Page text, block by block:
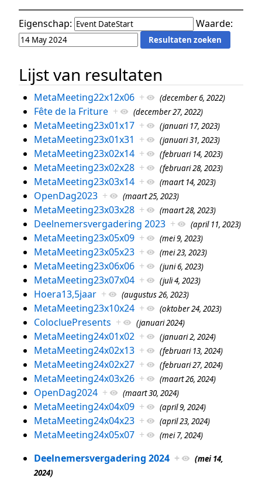
Eigenschap: Waarde:
Lijst van resultaten
MetaMeeting22x12x06 + (december 6, 2022)
Fête de la Friture + (december 27, 2022)
MetaMeeting23x01x17 + (januari 17, 2023)
MetaMeeting23x01x31 + (januari 31, 2023)
MetaMeeting23x02x14 + (februari 14, 2023)
MetaMeeting23x02x28 + (februari 28, 2023)
MetaMeeting23x03x14 + (maart 14, 2023)
OpenDag2023 + (maart 25, 2023)
MetaMeeting23x03x28 + (maart 28, 2023)
Deelnemersvergadering 2023 + (april 11, 2023)
MetaMeeting23x05x09 + (mei 9, 2023)
MetaMeeting23x05x23 + (mei 23, 2023)
MetaMeeting23x06x06 + (juni 6, 2023)
MetaMeeting23x07x04 + (juli 4, 2023)
Hoera13,5jaar + (augustus 26, 2023)
MetaMeeting23x10x24 + (oktober 24, 2023)
ColocluePresents + (januari 2024)
MetaMeeting24x01x02 + (januari 2, 2024)
MetaMeeting24x02x13 + (februari 13, 2024)
MetaMeeting24x02x27 + (februari 27, 2024)
MetaMeeting24x03x26 + (maart 26, 2024)
OpenDag2024 + (maart 30, 2024)
MetaMeeting24x04x09 + (april 9, 2024)
MetaMeeting24x04x23 + (april 23, 2024)
MetaMeeting24x05x07 + (mei 7, 2024)
Deelnemersvergadering 2024 +
(mei 14,
2024)